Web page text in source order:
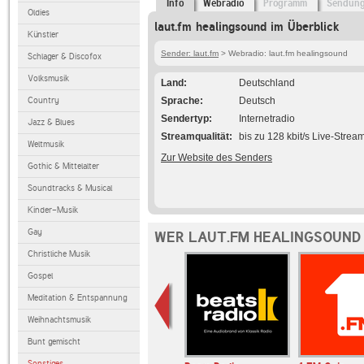
Oldies
Künstler
Schlager & Discofox
Volksmusik
Country
Jazz & Blues
Weltmusik
Gothic & Mittelalter
Soundtracks & Musical
Kinder-Musik
Gay
Christliche Musik
Gospel
Meditation & Entspannung
Weihnachtsmusik
Bunt gemischt
Info Webradio Programm
laut.fm healingsound im Überblick
Sender: laut.fm > Webradio: laut.fm healingsound
Land
Deutschland
Sprache
Deutsch
Sendertyp
Internetradio
Streamqualität
bis zu 128 kbit/s Live-
Zur Website des Senders
WER LAUT.FM